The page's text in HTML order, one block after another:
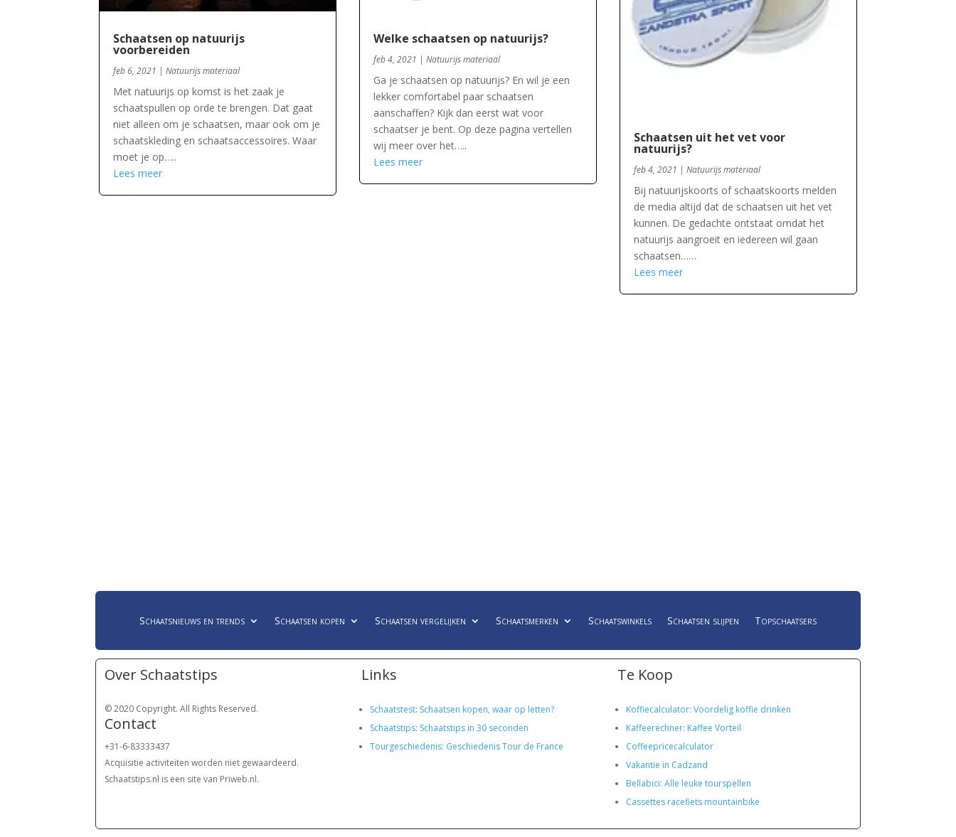
Schaatsen op natuurijs
voorbereiden
feb 6, 2021 |Natuurijs materiaal
Met natuurijs op komst is het zaak je
schaatspullen op orde te brengen. Dat gaat
niet alleen om je schaatsen, maar ook om je
schaatskleding en schaatsaccessoires. Waar
moet je op…..
Lees meer
Welke schaatsen op natuurijs?
feb 4, 2021 |Natuurijs materiaal
Ga je schaatsen op natuurijs? En wil je een
lekker comfortabel paar schaatsen
aanschaffen? Kijk dan eerst wat voor
schaatser je bent. Op deze pagina vertellen
wij meer over het…..
Lees meer
Schaatsen uit het vet voor
natuurijs?
feb 4, 2021 | Natuurijs materiaal
Bij natuurijskoorts of schaatskoorts melden
de media altijd dat de schaatsen uit het vet
kunnen. De gedachte ontstaat omdat het
natuurijs aangroeit en iedereen wil gaan
schaatsen……
Lees meer
Schaatsnieuws en trends Schaatsen kopen Schaatsen vergelijken Schaatsmerken Schaatswinkels Schaatsen slijpen Topschaatsers
Over Schaatstips
© 2020 Copyright. All Rights Reserved.
Contact
+31-6-83333437
Acquisitie activiteiten worden niet gewaardeerd.
Schaatstips.nl is een site van Priweb.nl.
Links
Schaatstest: Schaatsen kopen, waar op letten?
Schaatstips: Schaatstips in 30 seconden
Tourgeschiedenis: Geschiedenis Tour de France
Te Koop
Koffiecalculator: Voordelig koffie drinken
Kaffeerechner: Kaffee Vorteil
Coffeepricecalculator
Vakantie in Cadzand
Bellabici: Alle leuke tourspellen
Cassettes racefiets mountainbike